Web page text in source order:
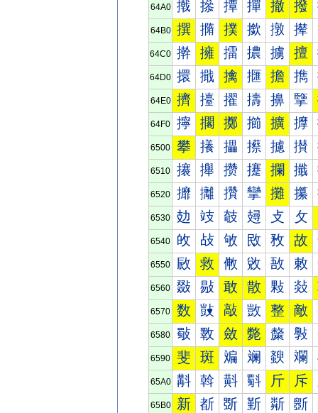
64A0 撠 撡 撢 撣 撤 撥
64B0 撰 撱 撲 撳 撴 撵
64C0 擀 擁 擂 擃 擄 擅
64D0 擐 擑 擒 擓 擔 擕
64E0 擠 擡 擢 擣 擤 擥
64F0 擰 擱 擲 擳 擴 擵
6500 攀 攁 攂 攃 攄 攅
6510 攐 攑 攒 攓 攔 攕
6520 攠 攡 攢 攣 攤 攥
6530 攰 攱 攲 攳 攴 攵
6540 敀 敁 敂 敃 敄 故
6550 敐 救 敒 敓 敔 敕
6560 敠 敡 敢 散 敤 敥
6570 数 敱 敲 敳 整 敵
6580 斀 斁 斂 斃 斄 斅
6590 斐 斑 斒 斓 斔 斕
65A0 斠 斡 斢 斣 斤 斥
65B0 新 斱 斲 斳 斴 斵